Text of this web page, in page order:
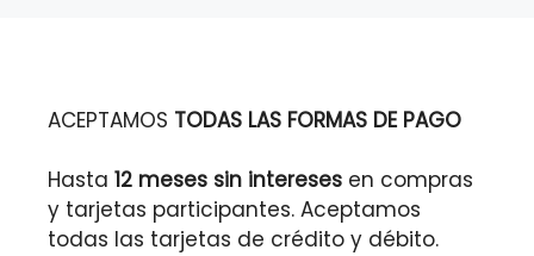
ACEPTAMOS TODAS LAS FORMAS DE PAGO
Hasta 12 meses sin intereses en compras
y tarjetas participantes. Aceptamos
todas las tarjetas de crédito y débito.